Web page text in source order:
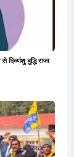
दिव्यांशु बुद्धि राजा